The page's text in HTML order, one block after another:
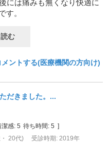
には痛みも無くなり快適に
す。
む
ントする(医療機関の方向け)
だきました。...
潔感: 5 待ち時間: 5 ]
20代) 受診時期: 2019年